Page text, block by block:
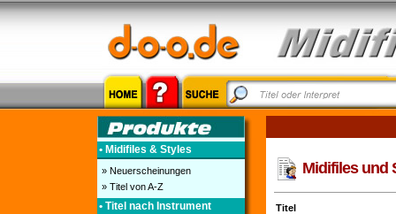
• Midifiles & Styles
» Neuerscheinungen
» Titel von A-Z
• Titel nach Instrument
Midifiles und
Titel